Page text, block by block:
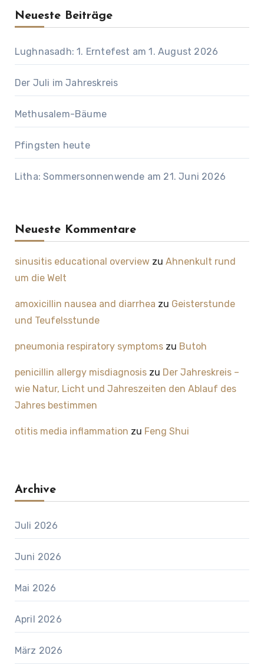
Neueste Beiträge
Lughnasadh: 1. Erntefest am 1. August 2026
Der Juli im Jahreskreis
Methusalem-Bäume
Pfingsten heute
Litha: Sommersonnenwende am 21. Juni 2026
Neueste Kommentare
sinusitis educational overviewzu Ahnenkult rund
um die Welt
amoxicillin nausea and diarrhea zu Geisterstunde
und Teufelsstunde
pneumonia respiratory symptomszu Butoh
penicillin allergy misdiagnosiszu Der Jahreskreis –
wie Natur, Licht und Jahreszeiten den Ablauf des
Jahres bestimmen
otitis media inflammation zu Feng Shui
Archive
Juli 2026
Juni 2026
Mai 2026
April 2026
März 2026